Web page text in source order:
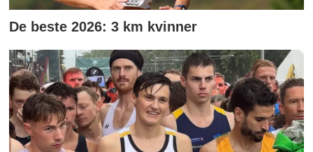
De beste 2026: 3 km kvinner